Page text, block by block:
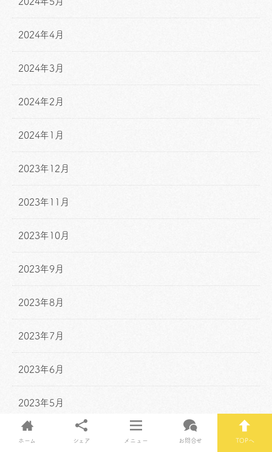
2024年4月
2024年3月
2024年2月
2024年1月
2023年12月
2023年11月
2023年10月
2023年9月
2023年8月
2023年7月
2023年6月
2023年5月
ホーム シェア メニュー お問合せ TOPへ